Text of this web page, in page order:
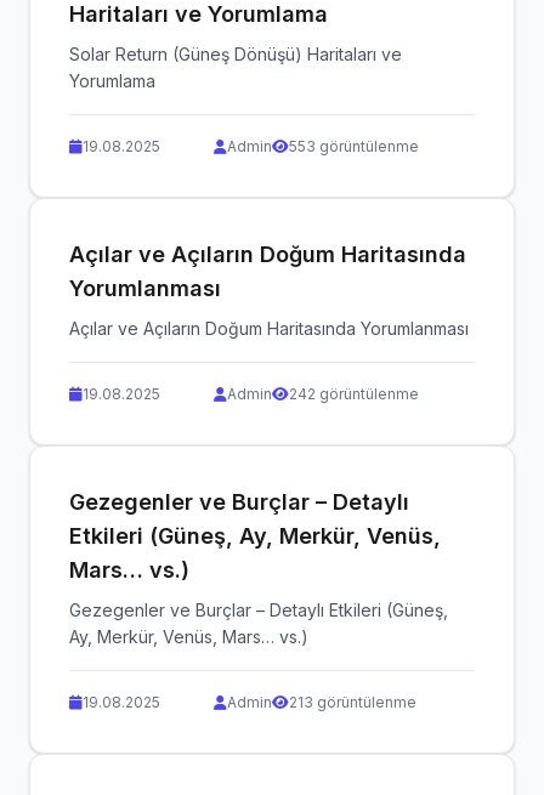
Haritaları ve Yorumlama
Solar Return (Güneş Dönüşü) Haritaları ve
Yorumlama
19.08.2025 Admin 553 görüntülenme
Açılar ve Açıların Doğum Haritasında
Yorumlanması
Açılar ve Açıların Doğum Haritasında Yorumlanması
19.08.2025 Admin 242 görüntülenme
Gezegenler ve Burçlar – Detaylı
Etkileri (Güneş, Ay, Merkür, Venüs,
Mars… vs.)
Gezegenler ve Burçlar – Detaylı Etkileri (Güneş,
Ay, Merkür, Venüs, Mars… vs.)
19.08.2025 Admin 213 görüntülenme